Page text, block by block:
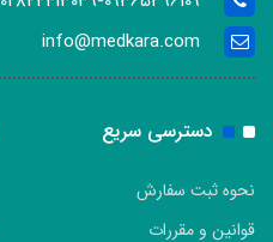
info@medkara.com
دسترسی سریع
نحوه ثبت سفارش
قوانین و مقررات